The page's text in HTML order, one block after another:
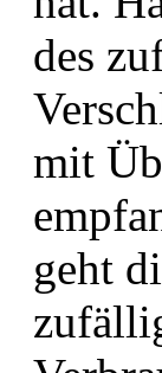
des
mit
geht